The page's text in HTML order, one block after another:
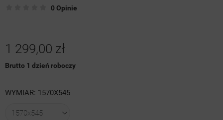
0 Opinie
1 299,00 zł
Brutto 1 dzień roboczy
WYMIAR: 1570X545